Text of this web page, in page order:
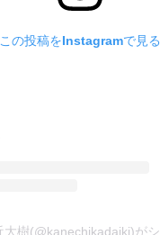
この投稿をInstagramで見る